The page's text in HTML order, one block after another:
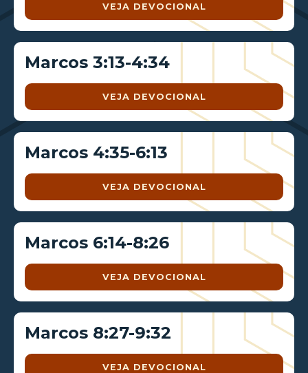
VEJA DEVOCIONAL
Marcos 3:13-4:34
VEJA DEVOCIONAL
Marcos 4:35-6:13
VEJA DEVOCIONAL
Marcos 6:14-8:26
VEJA DEVOCIONAL
Marcos 8:27-9:32
VEJA DEVOCIONAL